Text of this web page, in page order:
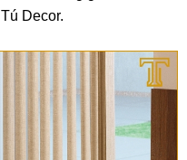
Decor.